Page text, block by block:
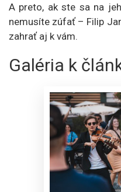
A preto, ak ste sa na
nemusíte zúfať – Filip
zahrať aj k vám.
Galéria k